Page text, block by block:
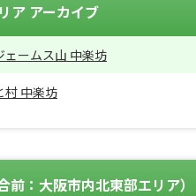
ア アーカイブ
ェームス山 中楽坊
村 中楽坊
前：大阪市内北東部エリア）